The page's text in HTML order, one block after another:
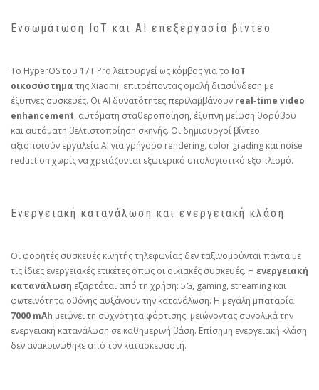
Ενσωμάτωση IoT και AI επεξεργασία βίντεο
Το HyperOS του 17T Pro λειτουργεί ως κόμβος για το IoT
οικοσύστημα της Xiaomi, επιτρέποντας ομαλή διασύνδεση με
έξυπνες συσκευές. Οι AI δυνατότητες περιλαμβάνουν real‑time video
enhancement, αυτόματη σταθεροποίηση, έξυπνη μείωση θορύβου
και αυτόματη βελτιστοποίηση σκηνής. Οι δημιουργοί βίντεο
αξιοποιούν εργαλεία AI για γρήγορο rendering, color grading και noise
reduction χωρίς να χρειάζονται εξωτερικό υπολογιστικό εξοπλισμό.
Ενεργειακή κατανάλωση και ενεργειακή κλάση
Οι φορητές συσκευές κινητής τηλεφωνίας δεν ταξινομούνται πάντα με
τις ίδιες ενεργειακές ετικέτες όπως οι οικιακές συσκευές. Η ενεργειακή
κατανάλωση εξαρτάται από τη χρήση: 5G, gaming, streaming και
φωτεινότητα οθόνης αυξάνουν την κατανάλωση. Η μεγάλη μπαταρία
7000 mAh μειώνει τη συχνότητα φόρτισης, μειώνοντας συνολικά την
ενεργειακή κατανάλωση σε καθημερινή βάση. Επίσημη ενεργειακή κλάση
δεν ανακοινώθηκε από τον κατασκευαστή.